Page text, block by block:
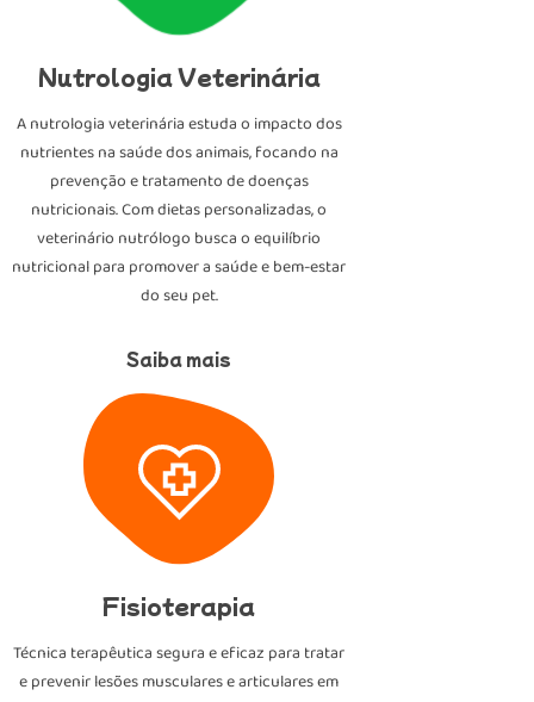
Nutrologia Veterinária
A nutrologia veterinária estuda o impacto dos
nutrientes na saúde dos animais, focando na
prevenção e tratamento de doenças
nutricionais. Com dietas personalizadas, o
veterinário nutrólogo busca o equilíbrio
nutricional para promover a saúde e bem-estar
do seu pet.
Saiba mais
Fisioterapia
Técnica terapêutica segura e eficaz para tratar
e prevenir lesões musculares e articulares em